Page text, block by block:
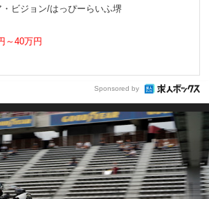
ビジョン/はっぴーらいふ堺
～40万円
Sponsored by